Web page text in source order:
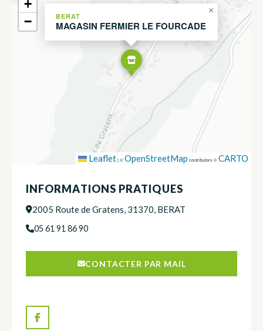
BERAT
MAGASIN FERMIER LE FOURCADE
×
+
−
Leaflet|©OpenStreetMap contributors ©CARTO
INFORMATIONS PRATIQUES
2005 Route de Gratens, 31370, BERAT
05 61 91 86 90
CONTACTER PAR MAIL